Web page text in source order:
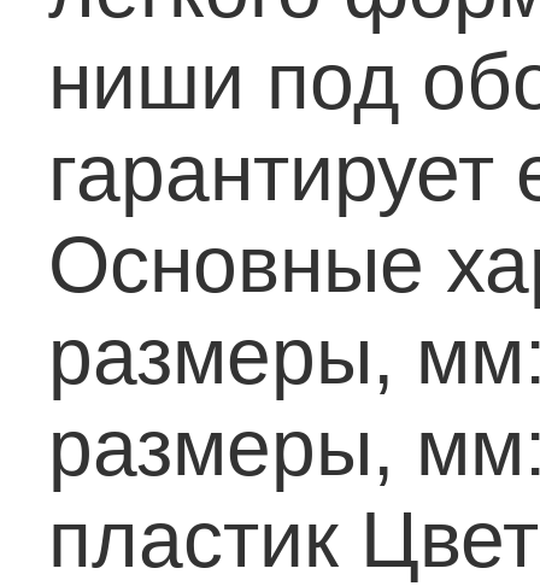
ниши под
гарантирует
Основные
размеры,
размеры,
пластик